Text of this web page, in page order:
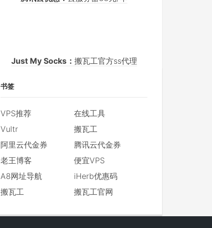
Just My Socks： 搬瓦工官方ss代理
书签
VPS推荐
在线工具
Vultr
搬瓦工
阿里云代金券
腾讯云代金券
老王博客
便宜VPS
A8网址导航
iHerb优惠码
搬瓦工
搬瓦工官网